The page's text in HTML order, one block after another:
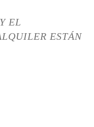
EL
ESTÁN